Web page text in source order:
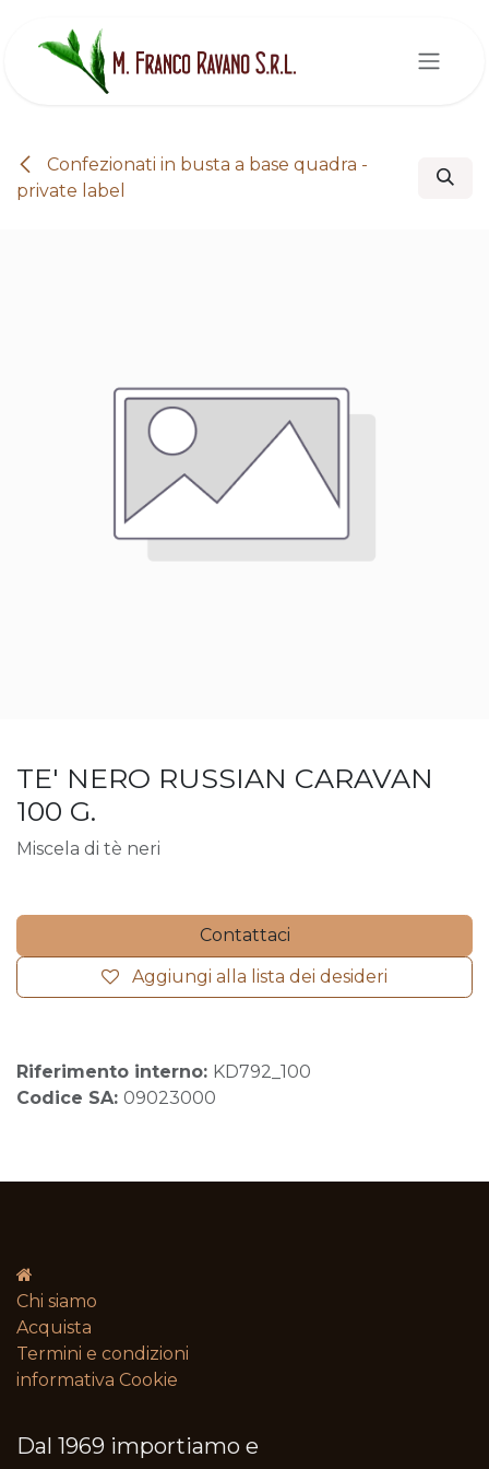
Confezionati in busta a base quadra -
private label
TE' NERO RUSSIAN CARAVAN
100 G.
Miscela di tè neri
Contattaci
Aggiungi alla lista dei desideri
Riferimento interno: KD792_100
Codice SA: 09023000
Chi siamo
Acquista
Termini e condizioni​
informativa Cookie
Dal 1969 importiamo e